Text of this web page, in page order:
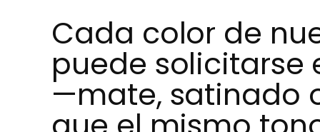
Cada color de
puede solicitarse
—mate, satinado